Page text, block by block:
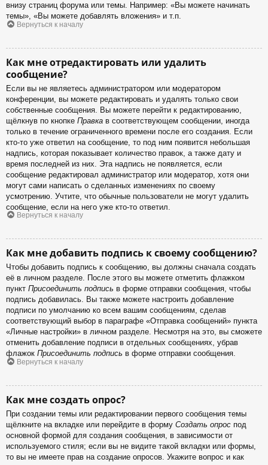
внизу страниц форума или темы. Например: «Вы можете начинать
темы», «Вы можете добавлять вложения» и т.п.
Вернуться к началу
Как мне отредактировать или удалить
сообщение?
Если вы не являетесь администратором или модератором
конференции, вы можете редактировать и удалять только свои
собственные сообщения. Вы можете перейти к редактированию,
щёлкнув по кнопке Правка в соответствующем сообщении, иногда
только в течение ограниченного времени после его создания. Если
кто-то уже ответил на сообщение, то под ним появится небольшая
надпись, которая показывает количество правок, а также дату и
время последней из них. Эта надпись не появляется, если
сообщение редактировал администратор или модератор, хотя они
могут сами написать о сделанных изменениях по своему
усмотрению. Учтите, что обычные пользователи не могут удалить
сообщение, если на него уже кто-то ответил.
Вернуться к началу
Как мне добавить подпись к своему сообщению?
Чтобы добавить подпись к сообщению, вы должны сначала создать
её в личном разделе. После этого вы можете отметить флажком
пункт Присоединить подпись в форме отправки сообщения, чтобы
подпись добавилась. Вы также можете настроить добавление
подписи по умолчанию ко всем вашим сообщениям, сделав
соответствующий выбор в параграфе «Отправка сообщений» пункта
«Личные настройки» в личном разделе. Несмотря на это, вы сможете
отменить добавление подписи в отдельных сообщениях, убрав
флажок Присоединить подпись в форме отправки сообщения.
Вернуться к началу
Как мне создать опрос?
При создании темы или редактировании первого сообщения темы
щёлкните на вкладке или перейдите в форму Создать опрос под
основной формой для создания сообщения, в зависимости от
используемого стиля; если вы не видите такой вкладки или формы,
то вы не имеете прав на создание опросов. Укажите вопрос и как